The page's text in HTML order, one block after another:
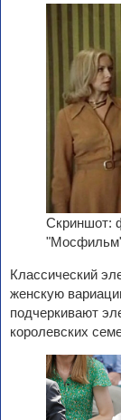
Скриншот:
Классический
женскую
подчеркивают
королевских